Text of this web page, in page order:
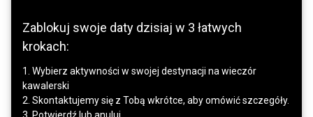
Zablokuj swoje daty dzisiaj w 3 łatwych
krokach:
1. Wybierz aktywności w swojej destynacji na wieczór
kawalerski
2. Skontaktujemy się z Tobą wkrótce, aby omówić szczegóły.